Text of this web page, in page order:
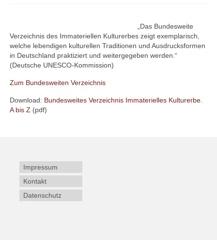
„Das Bundesweite
Verzeichnis des Immateriellen Kulturerbes zeigt exemplarisch,
welche lebendigen kulturellen Traditionen und Ausdrucksformen
in Deutschland praktiziert und weitergegeben werden.“
(Deutsche UNESCO-Kommission)
Zum Bundesweiten Verzeichnis
Download: Bundesweites Verzeichnis Immaterielles Kulturerbe.
A bis Z (pdf)
Impressum
Kontakt
Datenschutz